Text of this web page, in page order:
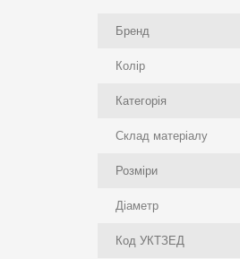
Бренд
Колір
Категорія
Склад матеріалу
Розміри
Діаметр
Код УКТЗЕД